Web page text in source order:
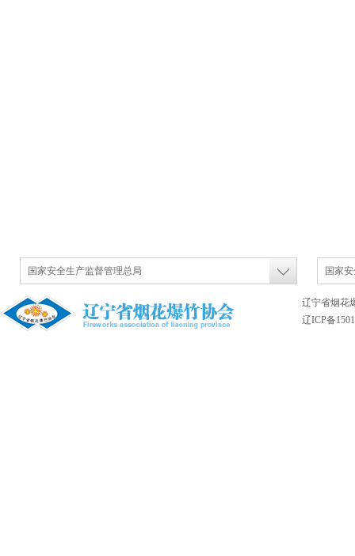
国家安全生产监督管理总局 国家
辽宁省烟花
辽ICP备